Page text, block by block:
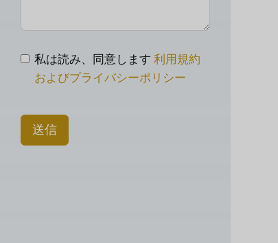
私は読み、同意します 利用規約
およびプライバシーポリシー
送信